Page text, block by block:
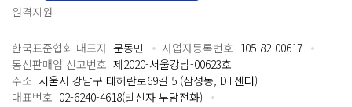
원격지원
한국표준협회 대표자 문동민 사업자등록번호 105-82-00617
통신판매업 신고번호 제2020-서울강남-00623호
주소 서울시 강남구 테헤란로69길 5 (삼성동, DT센터)
대표번호 02-6240-4618(발신자 부담전화)